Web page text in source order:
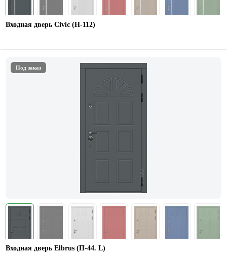
Входная дверь Civic (Н-112)
Под заказ
Входная дверь Elbrus (П-44. L)